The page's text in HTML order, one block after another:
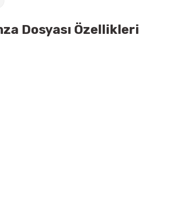
Dosyası Özellikleri